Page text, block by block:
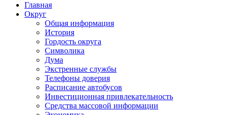
Главная
Округ
Общая информация
История
Гордость округа
Символика
Дума
Экстренные службы
Телефоны доверия
Расписание автобусов
Инвестиционная привлекательность
Средства массовой информации